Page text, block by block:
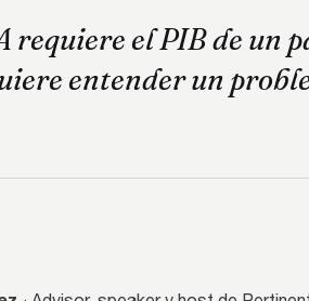
el PIB de un
entender un